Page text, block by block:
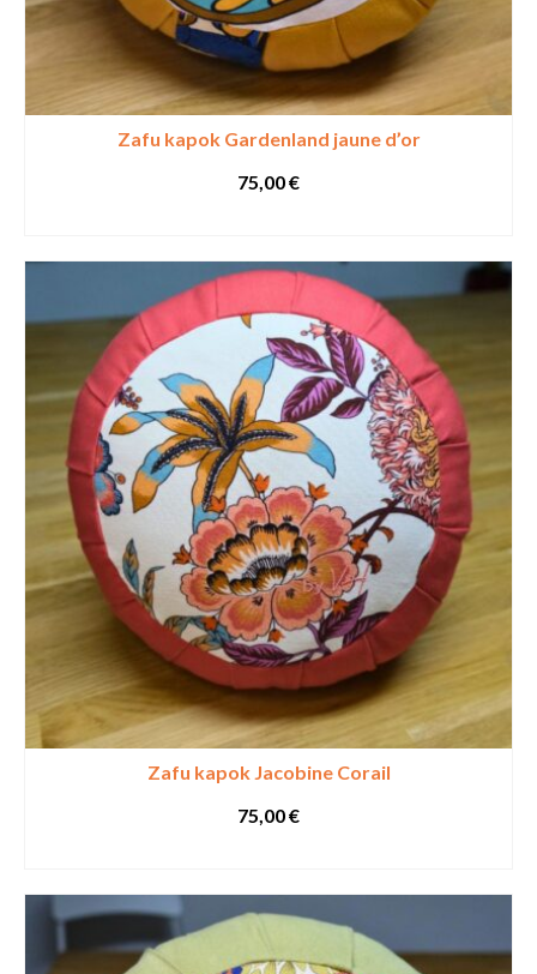
Zafu kapok Gardenland jaune d’or
75,00€
Zafu kapok Jacobine Corail
75,00€